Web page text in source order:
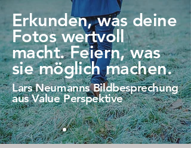
Erkunden, was deine
Fotos wertvoll
macht. Feiern, was
sie möglich machen.
Lars Neumanns Bildbesprechung
aus Value Perspektive